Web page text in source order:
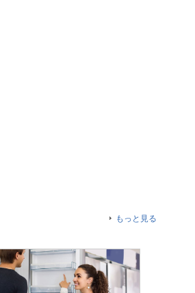
もっと見る